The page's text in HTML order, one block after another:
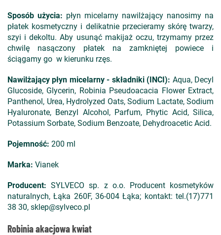
Sposób użycia: płyn micelarny nawilżający nanosimy na
płatek kosmetyczny i delikatnie przecieramy skórę twarzy,
szyi i dekoltu. Aby usunąć makijaż oczu, trzymamy przez
chwilę nasączony płatek na zamkniętej powiece i
ściągamy go w kierunku rzęs.
Nawilżający płyn micelarny - składniki (INCI): Aqua, Decyl
Glucoside, Glycerin, Robinia Pseudoacacia Flower Extract,
Panthenol, Urea, Hydrolyzed Oats, Sodium Lactate, Sodium
Hyaluronate, Benzyl Alcohol, Parfum, Phytic Acid, Silica,
Potassium Sorbate, Sodium Benzoate, Dehydroacetic Acid.
Pojemność: 200 ml
Marka: Vianek
Producent:SYLVECO sp. z o.o. Producent kosmetyków
naturalnych, Łąka 260F, 36-004 Łąka; kontakt: tel.(17)771
38 30, sklep@sylveco.pl
Robinia akacjowa kwiat